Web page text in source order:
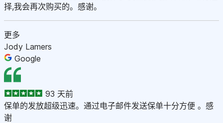
择,我会再次购买的。感谢。
更多
Jody Lamers
Google
93 天前
保单的发放超级迅速。通过电子邮件发送保单十分方便 。感
谢